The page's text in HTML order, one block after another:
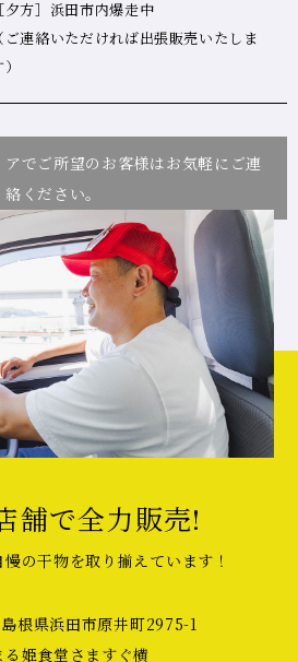
［夕方］浜田市内爆走中
（ご連絡いただければ出張販売いたしま
でご所望のお客様はお気軽にご連
絡ください。
舗で全力販売!
の干物を取り揃えています！
根県浜田市原井町2975-1
る姫食堂さますぐ横